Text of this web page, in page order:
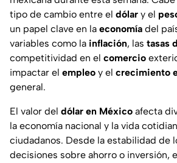
tipo de cambio entre el dólar y el
un papel clave en la economía del
variables como la inflación, las tasas
competitividad en el comercio
impactar el empleo y el crecimiento
general.
El valor del dólar en México afecta
la economía nacional y la vida
ciudadanos. Desde la estabilidad de
decisiones sobre ahorro o inversión,